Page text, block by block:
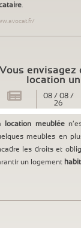
.
Vous envisagez
location
08/ 08 /
26
location meublée
meubles en
les droits et
un logement